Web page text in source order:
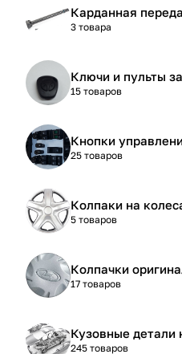
Карданная
3 товара
Ключи и пульты
15 товаров
Кнопки
25 товаров
Колпаки на
5 товаров
Колпачки
17 товаров
Кузовные детали
245 товаров